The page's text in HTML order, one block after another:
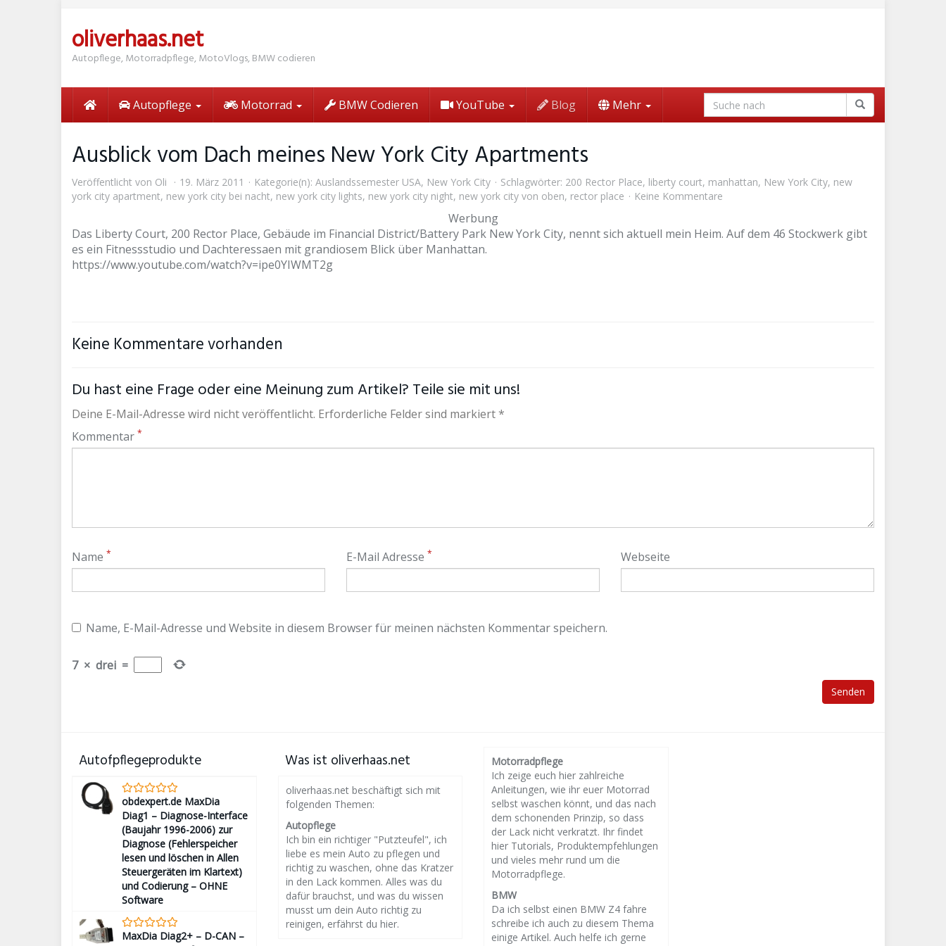
oliverhaas.net
Autopflege, Motorradpflege, MotoVlogs, BMW codieren
Autopflege Motorrad BMW Codieren YouTube Blog Mehr
Ausblick vom Dach meines New York City Apartments
Veröffentlicht von Oli 19. März 2011 Kategorie(n): Auslandssemester USA, New York City Schlagwörter: 200 Rector Place, liberty court, manhattan, New York City, new
york city apartment, new york city bei nacht, new york city lights, new york city night, new york city von oben, rector place Keine Kommentare
Werbung
Das Liberty Court, 200 Rector Place, Gebäude im Financial District/Battery Park New York City, nennt sich aktuell mein Heim. Auf dem 46 Stockwerk gibt
es ein Fitnessstudio und Dachteressaen mit grandiosem Blick über Manhattan.
https://www.youtube.com/watch?v=ipe0YIWMT2g
Keine Kommentare vorhanden
Du hast eine Frage oder eine Meinung zum Artikel? Teile sie mit uns!
Deine E-Mail-Adresse wird nicht veröffentlicht. Erforderliche Felder sind markiert *
Kommentar *
Name * E-Mail Adresse * Webseite
Name, E-Mail-Adresse und Website in diesem Browser für meinen nächsten Kommentar speichern.
7 × drei =
Autofpflegeprodukte
obdexpert.de MaxDia
Diag1 – Diagnose-Interface
(Baujahr 1996-2006) zur
Diagnose (Fehlerspeicher
lesen und löschen in Allen
Steuergeräten im Klartext)
und Codierung – OHNE
Software
MaxDia Diag2+ – D-CAN –
Was ist oliverhaas.net
oliverhaas.net beschäftigt sich mit
folgenden Themen:
Autopflege
Ich bin ein richtiger "Putzteufel", ich
liebe es mein Auto zu pflegen und
richtig zu waschen, ohne das Kratzer
in den Lack kommen. Alles was du
dafür brauchst, und was du wissen
musst um dein Auto richtig zu
reinigen, erfährst du hier.
Motorradpflege
Ich zeige euch hier zahlreiche
Anleitungen, wie ihr euer Motorrad
selbst waschen könnt, und das nach
dem schonenden Prinzip, so dass
der Lack nicht verkratzt. Ihr findet
hier Tutorials, Produktempfehlungen
und vieles mehr rund um die
Motorradpflege.
BMW
Da ich selbst einen BMW Z4 fahre
schreibe ich auch zu diesem Thema
einige Artikel. Auch helfe ich gerne